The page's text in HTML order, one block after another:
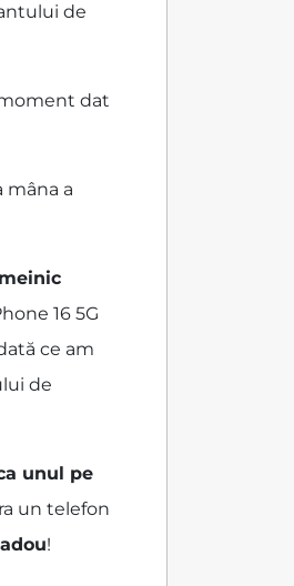
de
dat
mâna a
16 5G
ce am
de
unul pe
un telefon
!